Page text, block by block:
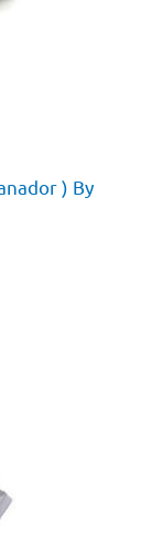
) By